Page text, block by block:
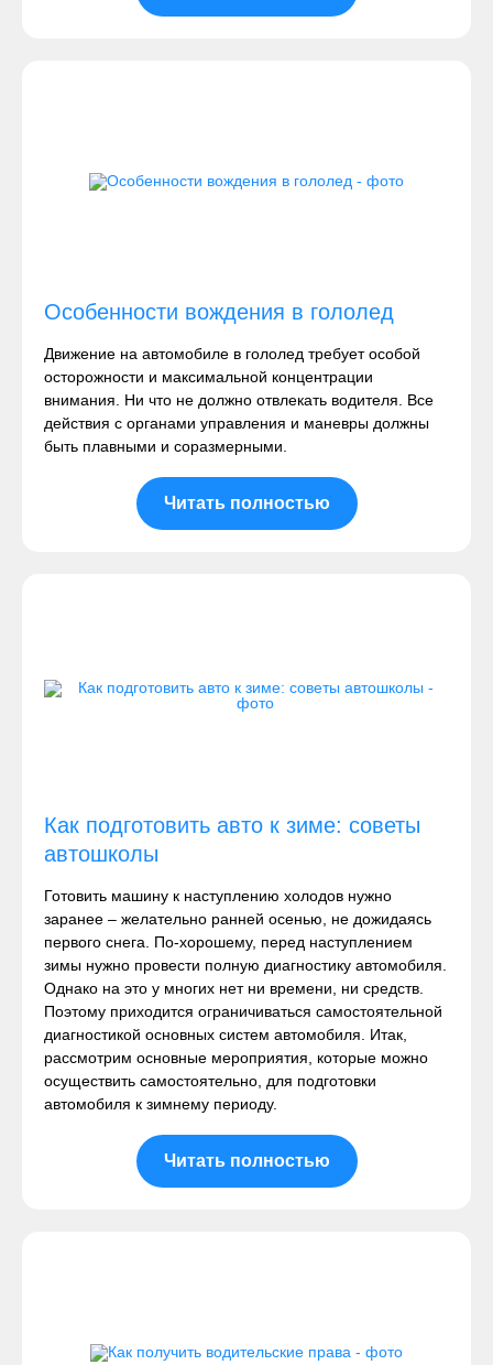
Особенности вождения в гололед
Движение на автомобиле в гололед требует особой
осторожности и максимальной концентрации
внимания. Ни что не должно отвлекать водителя. Все
действия с органами управления и маневры должны
быть плавными и соразмерными.
Читать полностью
Как подготовить авто к зиме: советы
автошколы
Готовить машину к наступлению холодов нужно
заранее – желательно ранней осенью, не дожидаясь
первого снега. По-хорошему, перед наступлением
зимы нужно провести полную диагностику автомобиля.
Однако на это у многих нет ни времени, ни средств.
Поэтому приходится ограничиваться самостоятельной
диагностикой основных систем автомобиля. Итак,
рассмотрим основные мероприятия, которые можно
осуществить самостоятельно, для подготовки
автомобиля к зимнему периоду.
Читать полностью